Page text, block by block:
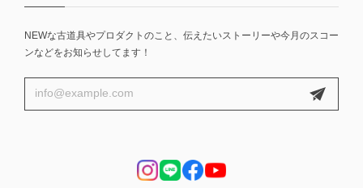
NEWな古道具やプロダクトのこと、伝えたいストーリーや今月のスコー
ンなどをお知らせしてます！